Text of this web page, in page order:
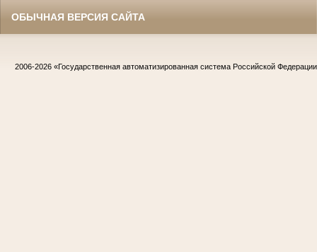
ОБЫЧНАЯ ВЕРСИЯ САЙТА
2006-2026 «Государственная автоматизированная система Российской